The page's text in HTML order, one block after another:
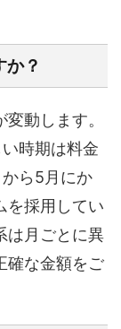
？
動します。
時期は料金
ら5月にか
を採用してい
は月ごとに異
確な金額をご